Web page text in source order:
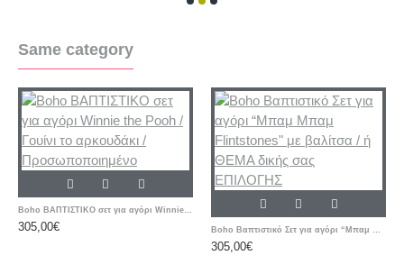
Same category
Boho ΒΑΠΤΙΣΤΙΚΟ σετ για αγόρι Winnie the Pooh / Γουίνι το αρκουδάκι / Προσωποποιημένο
305,00€ Boho Βαπτιστικό Σετ για αγόρι “Μπαμ Μπαμ Flintstones" με βαλίτσα / ή ΘΕΜΑ δικής σας ΕΠΙΛΟΓΗΣ
305,00€